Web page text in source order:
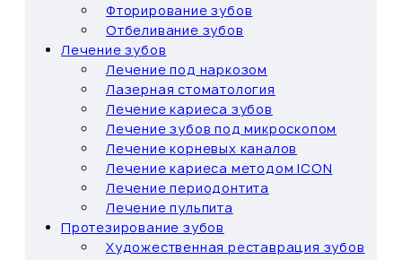
Фторирование зубов
Отбеливание зубов
Лечение зубов
Лечение под наркозом
Лазерная стоматология
Лечение кариеса зубов
Лечение зубов под микроскопом
Лечение корневых каналов
Лечение кариеса методом ICON
Лечение периодонтита
Лечение пульпита
Протезирование зубов
Художественная реставрация зубов